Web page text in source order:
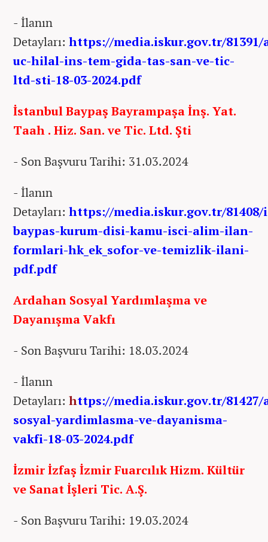
- İlanın
Detayları: https://media.iskur.gov.tr/
uc-hilal-ins-tem-gida-tas-san-ve-tic-
ltd-sti-18-03-2024.pdf
İstanbul Baypaş Bayrampaşa İnş. Yat.
Taah . Hiz. San. ve Tic. Ltd. Şti
- Son Başvuru Tarihi: 31.03.2024
- İlanın
Detayları: https://media.iskur.gov.tr/81408/
baypas-kurum-disi-kamu-isci-alim-ilan-
formlari-hk_ek_sofor-ve-temizlik-ilani-
pdf.pdf
Ardahan Sosyal Yardımlaşma ve
Dayanışma Vakfı
- Son Başvuru Tarihi: 18.03.2024
- İlanın
Detayları: https://media.iskur.gov.tr/
sosyal-yardimlasma-ve-dayanisma-
vakfi-18-03-2024.pdf
İzmir İzfaş İzmir Fuarcılık Hizm. Kültür
ve Sanat İşleri Tic. A.Ş.
- Son Başvuru Tarihi: 19.03.2024